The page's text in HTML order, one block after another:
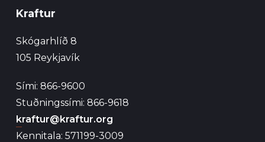
Kraftur
Skógarhlíð 8
105 Reykjavík
Sími: 866-9600
Stuðningssími: 866-9618
kraftur@kraftur.org
Kennitala: 571199-3009